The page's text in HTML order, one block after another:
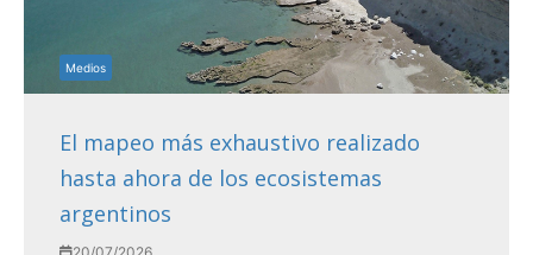
Medios
El mapeo más exhaustivo realizado
hasta ahora de los ecosistemas
argentinos
20/07/2026